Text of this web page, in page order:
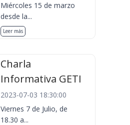
Miércoles 15 de marzo
desde la...
Leer más
Charla
Informativa GETI
2023-07-03 18:30:00
Viernes 7 de Julio, de
18.30 a...